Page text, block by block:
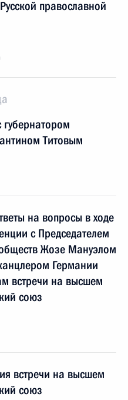
православной
Титовым
на вопросы в ходе
с Председателем
Жозе Мануэлом
Германии
встречи на высшем
союз
встречи на высшем
союз